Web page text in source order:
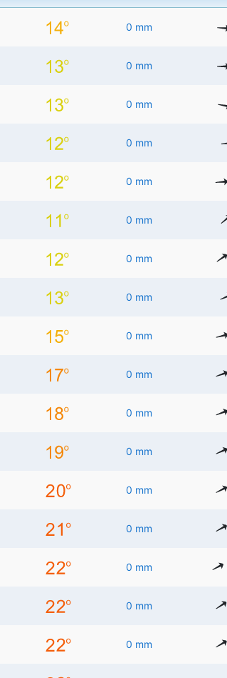
0 mm
0 mm
0 mm
0 mm
0 mm
0 mm
0 mm
0 mm
0 mm
0 mm
0 mm
0 mm
0 mm
0 mm
0 mm
0 mm
0 mm